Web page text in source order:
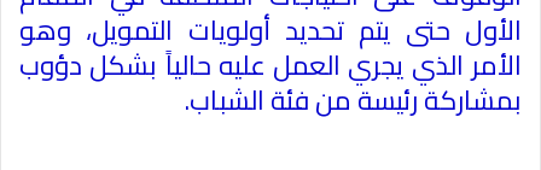
الأول حتى يتم تحديد أولويات التمويل، وهو
الأمر الذي يجري العمل عليه حالياً بشكل دؤوب
بمشاركة رئيسة من فئة الشباب.